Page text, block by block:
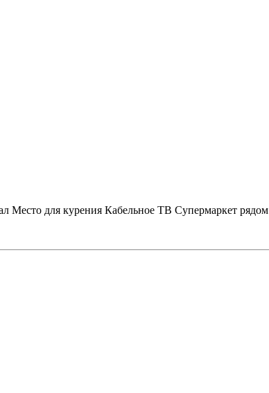
Место для курения Кабельное ТВ Супермаркет рядом